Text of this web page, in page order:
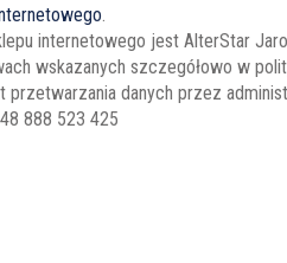
.
internetowego jest AlterStar
wskazanych szczegółowo w
danych przez
888 523 425